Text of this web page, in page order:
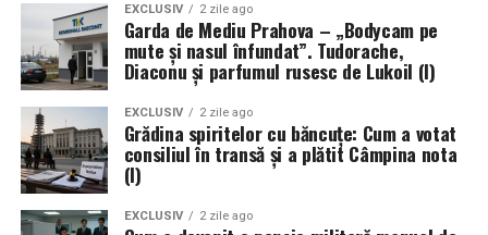
EXCLUSIV 2 zile ago
Garda de Mediu Prahova – „Bodycam pe
mute și nasul înfundat”. Tudorache,
Diaconu și parfumul rusesc de Lukoil (I)
EXCLUSIV 2 zile ago
Grădina spiritelor cu băncuțe: Cum a votat
consiliul în transă și a plătit Câmpina nota
(I)
EXCLUSIV 2 zile ago